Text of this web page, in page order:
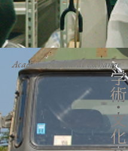
学術・文化交流
Academic/Cultural exchange